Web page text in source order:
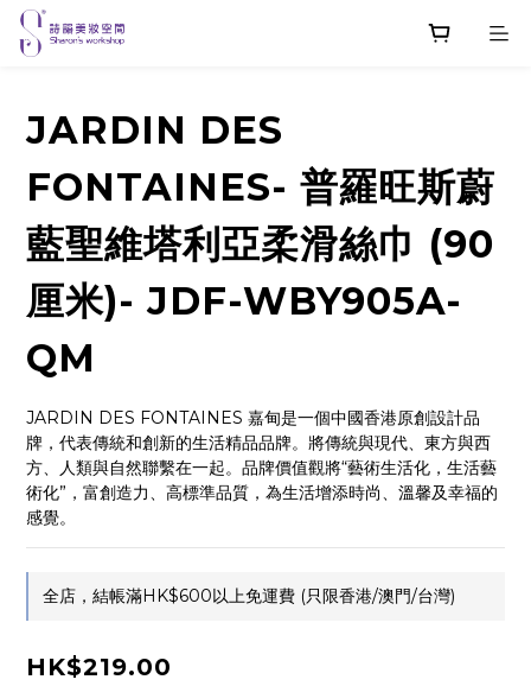
JARDIN DES
FONTAINES- 普羅旺斯蔚
藍聖維塔利亞柔滑絲巾 (90
厘米)- JDF-WBY905A-
QM
JARDIN DES FONTAINES 嘉甸是一個中國香港原創設計品
牌，代表傳統和創新的生活精品品牌。將傳統與現代、東方與西
方、人類與自然聯繫在一起。品牌價值觀將“藝術生活化，生活藝
術化”，富創造力、高標準品質，為生活增添時尚、溫馨及幸福的
感覺。
全店，結帳滿HK$600以上免運費 (只限香港/澳門/台灣)
HK$219.00